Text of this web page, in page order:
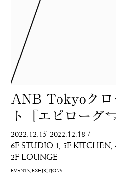
ANB Tokyoクロ
ト『エピローグ
2022.12.15-2022.12.18 /
6F STUDIO 1 5F KITCHEN
2F LOUNGE
EVENTS EXHIBITIONS